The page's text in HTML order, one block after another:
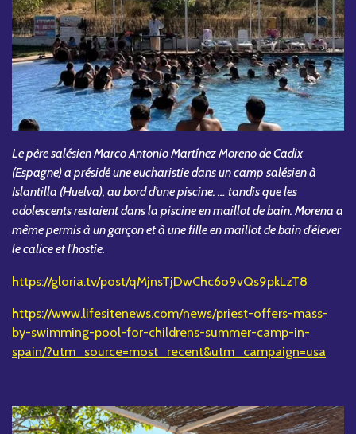
Le père salésien Marco Antonio Martínez Moreno de Cadix
(Espagne) a présidé une eucharistie dans un camp salésien à
Islantilla (Huelva), au bord d’une piscine. … tandis que les
adolescents restaient dans la piscine en maillot de bain. Morena a
même permis à un garçon et à une fille en maillot de bain d'élever
le calice et l'hostie.
https://gloria.tv/post/qMjnsTjDwChc6o9vQs9pkLzT8
https://www.lifesitenews.com/news/priest-offers-mass-
by-swimming-pool-for-childrens-summer-camp-in-
spain/?utm_source=most_recent&utm_campaign=usa